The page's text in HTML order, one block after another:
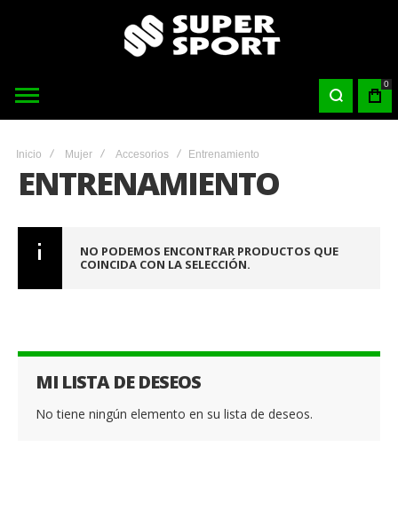
0
Inicio Mujer Accesorios Entrenamiento
ENTRENAMIENTO
NO PODEMOS ENCONTRAR PRODUCTOS QUE
COINCIDA CON LA SELECCIÓN.
MI LISTA DE DESEOS
No tiene ningún elemento en su lista de deseos.